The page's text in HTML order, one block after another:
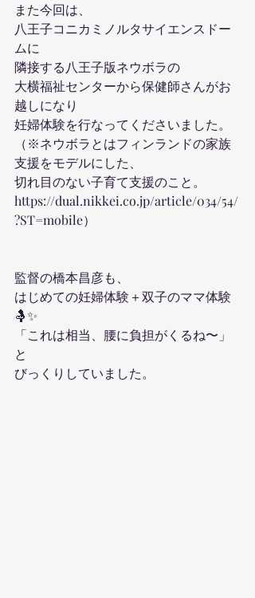
また今回は、
八王子コニカミノルタサイエンスドー
ムに
隣接する八王子版ネウボラの
大横福祉センターから保健師さんがお
越しになり
妊婦体験を行なってくださいました。
（※ネウボラとはフィンランドの家族
支援をモデルにした、
切れ目のない子育て支援のこと。
https://dual.nikkei.co.jp/article/034/54/
?ST=mobile）
監督の橋本昌彦も、
はじめての妊婦体験＋双子のママ体験
🤱✨
「これは相当、腰に負担がくるね〜」
と
びっくりしていました。